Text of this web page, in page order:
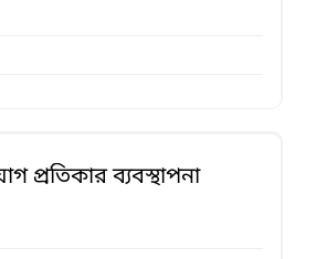
প্রতিকার ব্যবস্থাপনা